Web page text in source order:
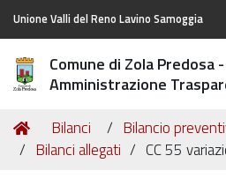
Unione Valli del Reno Lavino Samoggia
Comune di Zola Predosa -
Amministrazione
Tu
sei
Home
Bilanci
Bilancio
Bilanci allegati
CC 55